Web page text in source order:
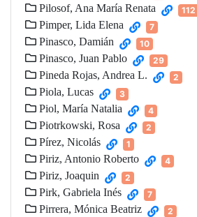
Pilosof, Ana María Renata 112
Pimper, Lida Elena 7
Pinasco, Damián 10
Pinasco, Juan Pablo 29
Pineda Rojas, Andrea L. 2
Piola, Lucas 3
Piol, María Natalia 4
Piotrkowski, Rosa 2
Pírez, Nicolás 1
Piriz, Antonio Roberto 4
Piriz, Joaquin 2
Pirk, Gabriela Inés 7
Pirrera, Mónica Beatriz 2